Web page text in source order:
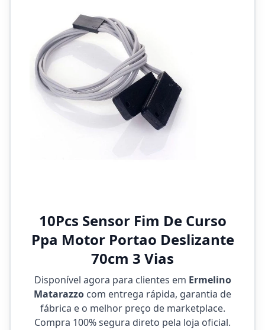
10Pcs Sensor Fim De Curso
Ppa Motor Portao Deslizante
70cm 3 Vias
Disponível agora para clientes em Ermelino
Matarazzo com entrega rápida, garantia de
fábrica e o melhor preço de marketplace.
Compra 100% segura direto pela loja oficial.